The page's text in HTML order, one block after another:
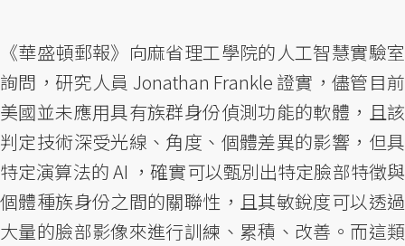
《華盛頓郵報》向麻省理工學院的人工智慧實驗室
詢問，研究人員 Jonathan Frankle 證實，儘管目前
美國並未應用具有族群身份偵測功能的軟體，且該
判定技術深受光線、角度、個體差異的影響，但具
特定演算法的 AI ，確實可以甄別出特定臉部特徵與
個體種族身份之間的關聯性，且其敏銳度可以透過
大量的臉部影像來進行訓練、累積、改善。而這類